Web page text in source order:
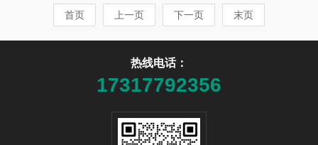
首页 上一页 下一页 末页
热线电话：
17317792356